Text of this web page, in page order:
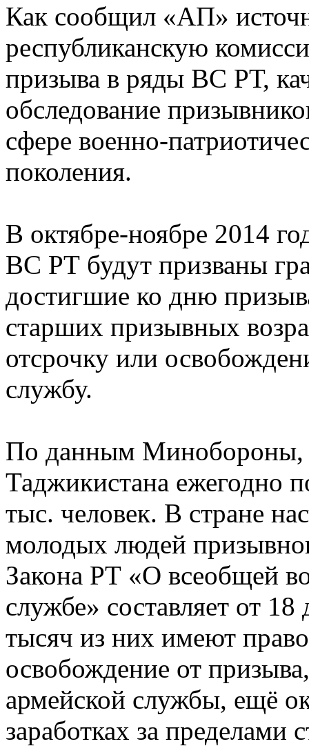
Как сообщил «АП»
республиканскую
призыва в ряды ВС РТ,
обследование
сфере военно-
поколения.
В октябре-ноябре 2014
ВС РТ будут призваны
достигшие ко дню
старших призывных
отсрочку или
службу.
По данным Минобороны,
Таджикистана ежегодно
тыс. человек. В стране
молодых людей
Закона РТ «О всеобщей
службе» составляет от
тысяч из них имеют
освобождение от
армейской службы, ещё
заработках за пределами